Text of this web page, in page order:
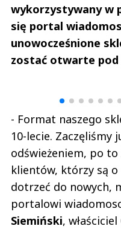
wykorzystywany w
się portal
unowocześnione
zostać otwarte pod
- Format naszego
10-lecie. Zaczęliśmy
odświeżeniem, po
klientów, którzy są
dotrzeć do nowych,
portalowi
Siemiński,